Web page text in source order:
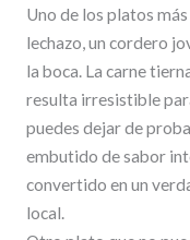
Uno de los platos
lechazo, un cordero
la boca. La carne
resulta irresistible
puedes dejar de
embutido de sabor
convertido en un
local.